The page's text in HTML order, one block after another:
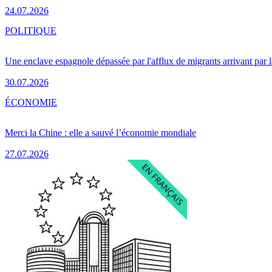
24.07.2026
Une enclave espagnole dépassée par l'afflux de migrants arrivant par
30.07.2026
POLITIQUE
Merci la Chine : elle a sauvé l’économie mondiale
27.07.2026
ÉCONOMIE